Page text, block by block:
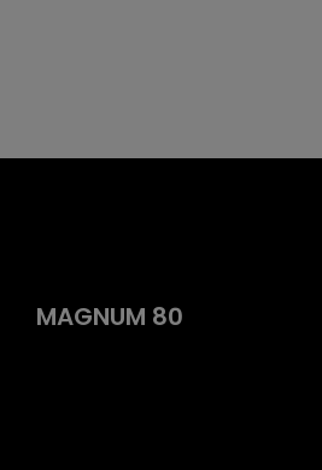
MAGNUM 80